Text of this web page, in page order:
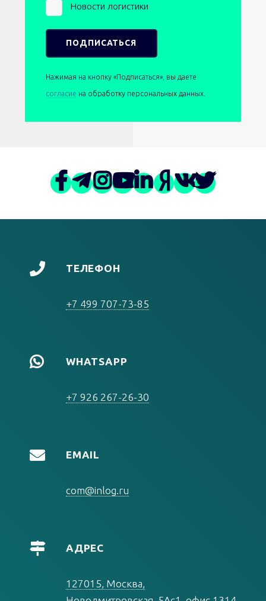
Новости логистики
Нажимая на кнопку «Подписаться», вы даете
согласие на обработку персональных данных.
ТЕЛЕФОН
+7 499 707-73-85
WHATSAPP
+7 926 267-26-30
EMAIL
com@inlog.ru
АДРЕС
127015, Москва,